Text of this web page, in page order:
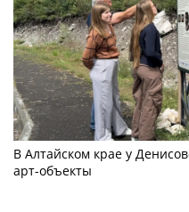
В Алтайском крае у
арт-объекты